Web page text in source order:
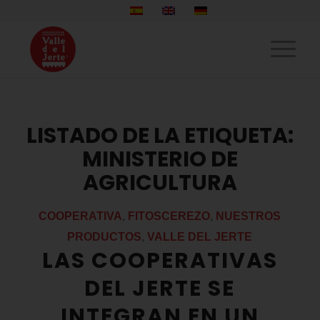
LISTADO DE LA ETIQUETA:
MINISTERIO DE
AGRICULTURA
COOPERATIVA FITOSCEREZO
NUESTROS
PRODUCTOS ,VALLE DEL JERTE
LAS COOPERATIVAS
DEL JERTE SE